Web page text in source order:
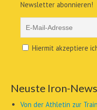
Newsletter abonnieren!
Hiermit akzeptiere
Neuste Iron-News
Von der Athletin zur